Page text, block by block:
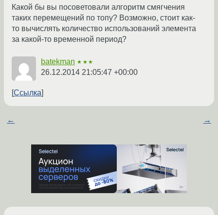
Какой бы вы посоветовали алгоритм смягчения
таких перемещений по топу? Возможно, стоит как-
то вычислять количество использований элемента
за какой-то временной период?
batekman ★★★
26.12.2014 21:05:47 +00:00
Ссылка
← →